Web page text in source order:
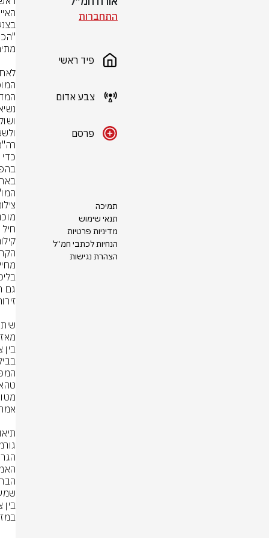
התחברות
פיד ראשי
צבע אדום
פרסם
תמיכה
תנאי שימוש
מדיניות פרטיות
הנחיות לכתבי חמ״ל
הצהרת נגישות